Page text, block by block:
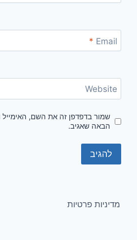
Email
*
Website
שמור בדפדפן זה את השם,
הבאה שאגיב.
מדיניות פרטיות